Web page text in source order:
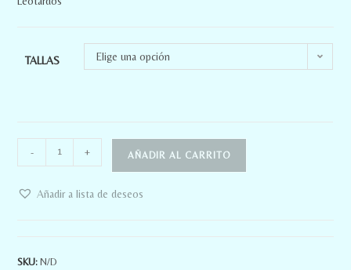
TALLAS Elige una opción
- + AÑADIR AL CARRITO
Añadir a lista de deseos
SKU:N/D